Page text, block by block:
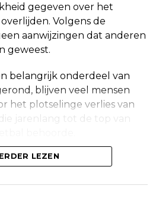
gegeven over het
Volgens de
aanwijzingen dat anderen
geweest.
belangrijk onderdeel van
blijven veel mensen
het plotselinge verlies van
jarenlang tot de top van
in woning
woning aan de Korte
LEZEN